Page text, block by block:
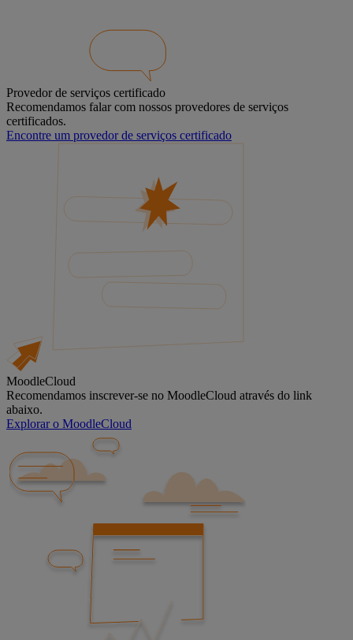
Provedor de serviços certificado
Recomendamos falar com nossos provedores de serviços
certificados.
Encontre um provedor de serviços certificado
MoodleCloud
Recomendamos inscrever-se no MoodleCloud através do link
abaixo.
Explorar o MoodleCloud